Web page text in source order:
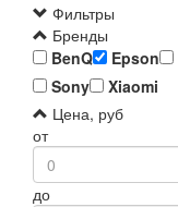
Фильтры
Бренды
BenQ
Epson
Sony
Xiaomi
Цена, руб
от
до